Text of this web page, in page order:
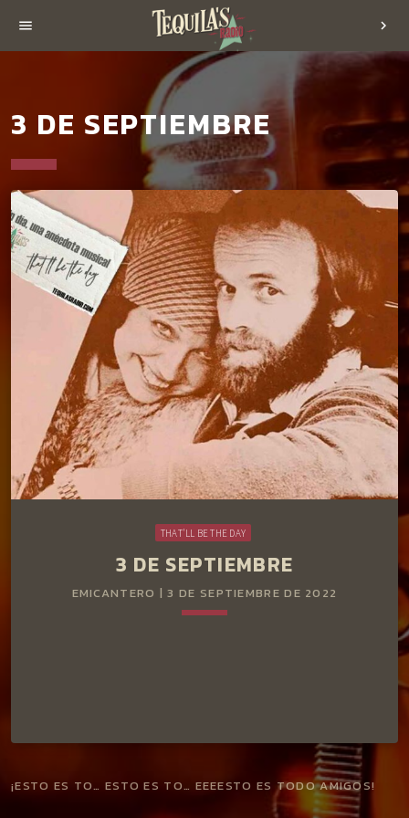
menu chevron_right
3 DE SEPTIEMBRE
THAT'LL BE THE DAY
3 DE SEPTIEMBRE
EMICANTERO | 3 DE SEPTIEMBRE DE 2022
¡ESTO ES TO… ESTO ES TO… EEEESTO ES TODO AMIGOS!